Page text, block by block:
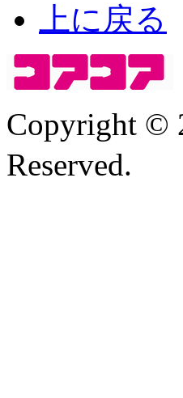
上に戻る
Copyright ©
Reserved.